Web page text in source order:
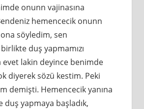
onunn vajinasına
hemencecik onunn
söyledim, sen
duş yapmamızı
evet lakin deyince benimde
diyerek sözü kestim. Peki
demişti. Hemencecik yanına
yapmaya başladık,